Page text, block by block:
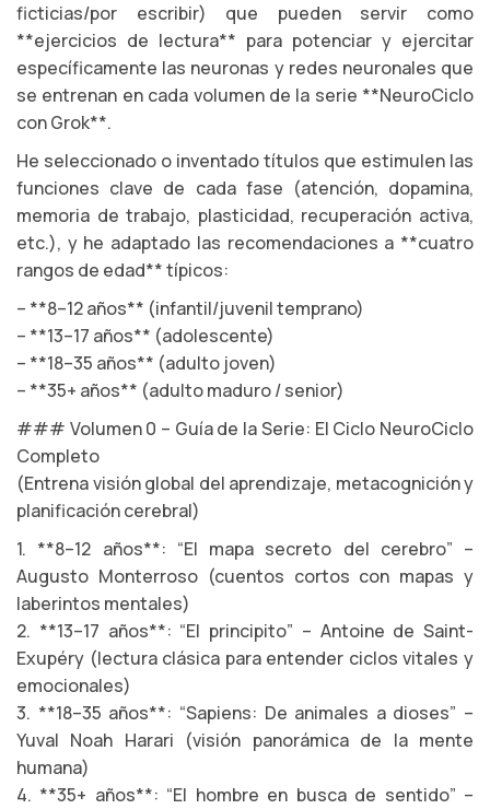
ficticias/por escribir) que pueden servir como
**ejercicios de lectura** para potenciar y ejercitar
específicamente las neuronas y redes neuronales que
se entrenan en cada volumen de la serie **NeuroCiclo
con Grok**.
He seleccionado o inventado títulos que estimulen las
funciones clave de cada fase (atención, dopamina,
memoria de trabajo, plasticidad, recuperación activa,
etc.), y he adaptado las recomendaciones a **cuatro
rangos de edad** típicos:
– **8–12 años** (infantil/juvenil temprano)
– **13–17 años** (adolescente)
– **18–35 años** (adulto joven)
– **35+ años** (adulto maduro / senior)
### Volumen 0 – Guía de la Serie: El Ciclo NeuroCiclo
Completo
(Entrena visión global del aprendizaje, metacognición y
planificación cerebral)
1. **8–12 años**: “El mapa secreto del cerebro” –
Augusto Monterroso (cuentos cortos con mapas y
laberintos mentales)
2. **13–17 años**: “El principito” – Antoine de Saint-
Exupéry (lectura clásica para entender ciclos vitales y
emocionales)
3. **18–35 años**: “Sapiens: De animales a dioses” –
Yuval Noah Harari (visión panorámica de la mente
humana)
4. **35+ años**: “El hombre en busca de sentido” –